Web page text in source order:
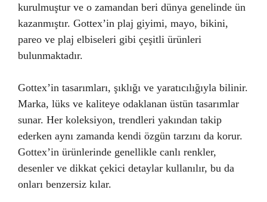
kurulmuştur ve o zamandan beri dünya genelinde ün
kazanmıştır. Gottex’in plaj giyimi, mayo, bikini,
pareo ve plaj elbiseleri gibi çeşitli ürünleri
bulunmaktadır.
Gottex’in tasarımları, şıklığı ve yaratıcılığıyla bilinir.
Marka, lüks ve kaliteye odaklanan üstün tasarımlar
sunar. Her koleksiyon, trendleri yakından takip
ederken aynı zamanda kendi özgün tarzını da korur.
Gottex’in ürünlerinde genellikle canlı renkler,
desenler ve dikkat çekici detaylar kullanılır, bu da
onları benzersiz kılar.